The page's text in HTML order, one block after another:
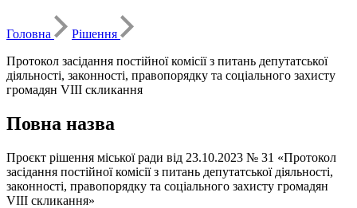
Головна
Рішення
Протокол засідання постійної комісії з питань депутатської
діяльності, законності, правопорядку та соціального захисту
громадян VІІІ скликання
Повна назва
Проєкт рішення міської ради від 23.10.2023 № 31 «Протокол
засідання постійної комісії з питань депутатської діяльності,
законності, правопорядку та соціального захисту громадян
VІІІ скликання»